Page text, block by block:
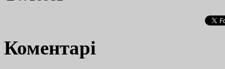
Коментарі